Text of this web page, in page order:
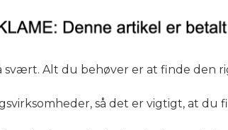
Alt du behøver er at finde den
så det er vigtigt, at